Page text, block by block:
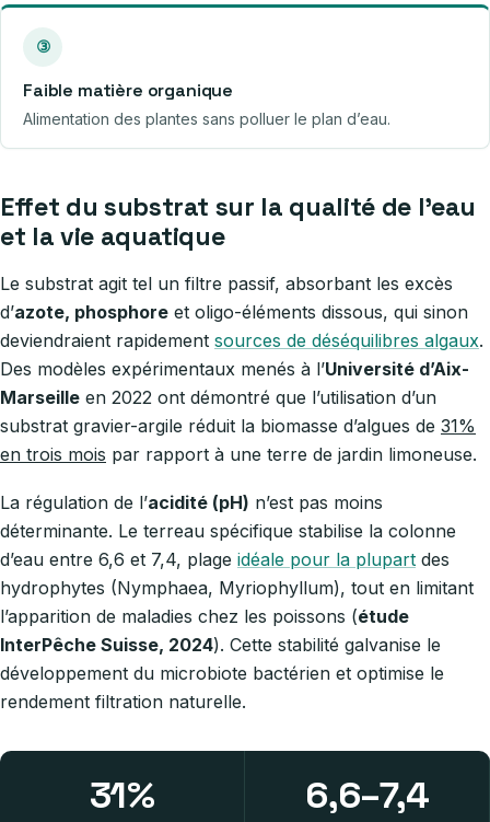
③
Faible matière organique
Alimentation des plantes sans polluer le plan d’eau.
Effet du substrat sur la qualité de l’eau
et la vie aquatique
Le substrat agit tel un filtre passif, absorbant les excès
d’azote, phosphore et oligo-éléments dissous, qui sinon
deviendraient rapidement sources de déséquilibres algaux.
Des modèles expérimentaux menés à l’Université d’Aix-
Marseille en 2022 ont démontré que l’utilisation d’un
substrat gravier-argile réduit la biomasse d’algues de 31%
en trois mois par rapport à une terre de jardin limoneuse.
La régulation de l’acidité (pH) n’est pas moins
déterminante. Le terreau spécifique stabilise la colonne
d’eau entre 6,6 et 7,4, plage idéale pour la plupart des
hydrophytes (Nymphaea, Myriophyllum), tout en limitant
l’apparition de maladies chez les poissons (étude
InterPêche Suisse, 2024). Cette stabilité galvanise le
développement du microbiote bactérien et optimise le
rendement filtration naturelle.
31 % 6,6 – 7,4